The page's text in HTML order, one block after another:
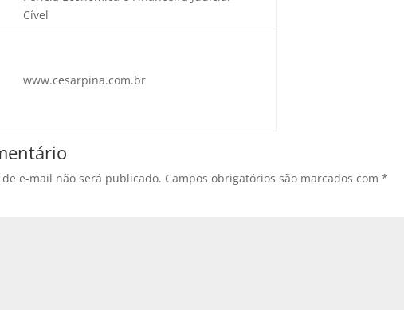
Cível
www.cesarpina.com.br
e-mail não será publicado. Campos obrigatórios são marcados com*